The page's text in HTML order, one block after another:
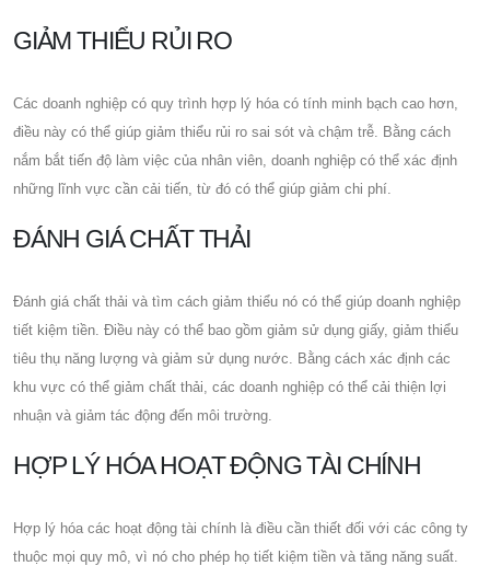
GIẢM THIỂU RỦI RO
Các doanh nghiệp có quy trình hợp lý hóa có tính minh bạch cao hơn,
điều này có thể giúp giảm thiểu rủi ro sai sót và chậm trễ. Bằng cách
nắm bắt tiến độ làm việc của nhân viên, doanh nghiệp có thể xác định
những lĩnh vực cần cải tiến, từ đó có thể giúp giảm chi phí.
ĐÁNH GIÁ CHẤT THẢI
Đánh giá chất thải và tìm cách giảm thiểu nó có thể giúp doanh nghiệp
tiết kiệm tiền. Điều này có thể bao gồm giảm sử dụng giấy, giảm thiểu
tiêu thụ năng lượng và giảm sử dụng nước. Bằng cách xác định các
khu vực có thể giảm chất thải, các doanh nghiệp có thể cải thiện lợi
nhuận và giảm tác động đến môi trường.
HỢP LÝ HÓA HOẠT ĐỘNG TÀI CHÍNH
Hợp lý hóa các hoạt động tài chính là điều cần thiết đối với các công ty
thuộc mọi quy mô, vì nó cho phép họ tiết kiệm tiền và tăng năng suất.